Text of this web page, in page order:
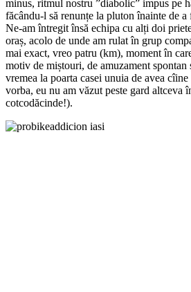
minus, ritmul nostru ”diabolic” impus pe
făcându-l să renunțe la pluton înainte de
Ne-am întregit însă echipa cu alți doi
oraș, acolo de unde am rulat în grup
mai exact, vreo patru (km), moment în
motiv de miștouri, de amuzament spontan
vremea la poarta casei unuia de avea
vorba, eu nu am văzut peste gard altceva
cotcodăcinde!).